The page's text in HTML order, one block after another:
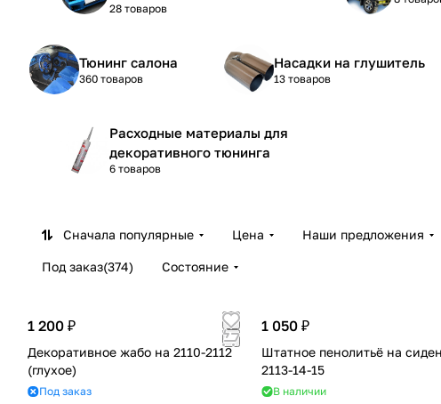
28 товаров
Тюнинг салона
360 товаров
Насадки на глушитель
13 товаров
Расходные материалы для
декоративного тюнинга
6 товаров
Сначала популярные Цена Наши предложения
Под заказ(374) Состояние
1 200 ₽
Декоративное жабо на 2110-2112
(глухое)
Под заказ
1 050 ₽
Штатное пенолитьё на
2113-14-15
В наличии